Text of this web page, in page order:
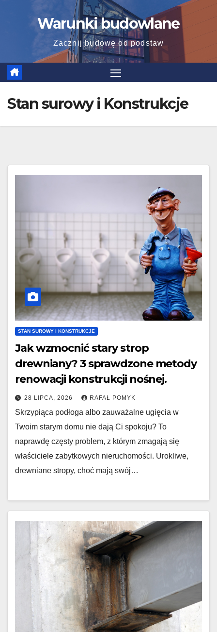
Warunki budowlane
Zacznij budowę od podstaw
Stan surowy i Konstrukcje
STAN SUROWY I KONSTRUKCJE
Jak wzmocnić stary strop
drewniany? 3 sprawdzone metody
renowacji konstrukcji nośnej.
28 LIPCA, 2026 RAFAŁ POMYK
Skrzypiąca podłoga albo zauważalne ugięcia w
Twoim starym domu nie dają Ci spokoju? To
naprawdę częsty problem, z którym zmagają się
właściciele zabytkowych nieruchomości. Urokliwe,
drewniane stropy, choć mają swój…